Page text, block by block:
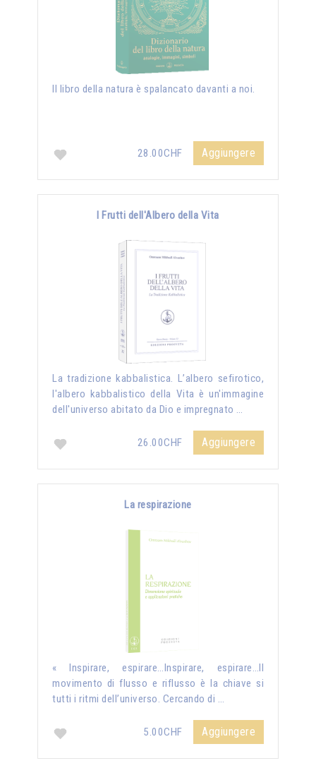
Il libro della natura è spalancato davanti a noi.
28.00CHF Aggiungere
I Frutti dell'Albero della Vita
La tradizione kabbalistica. L’albero sefirotico,
l'albero kabbalistico della Vita è un'immagine
dell'universo abitato da Dio e impregnato …
26.00CHF Aggiungere
La respirazione
« Inspirare, espirare…Inspirare, espirare…Il
movimento di flusso e riflusso è la chiave si
tutti i ritmi dell’universo. Cercando di …
5.00CHF Aggiungere